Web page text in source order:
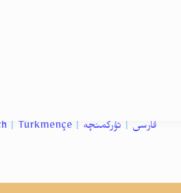
فارسی | تؤرکمنچه |
| Türkmençe